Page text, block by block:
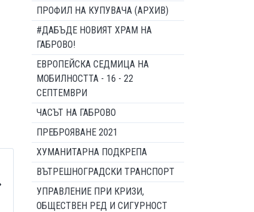
ПРОФИЛ НА КУПУВАЧА (АРХИВ)
#ДАБЪДЕ НОВИЯТ ХРАМ НА
ГАБРОВО!
ЕВРОПЕЙСКА СЕДМИЦА НА
МОБИЛНОСТТА - 16 - 22
СЕПТЕМВРИ
ЧАСЪТ НА ГАБРОВО
ПРЕБРОЯВАНЕ 2021
ХУМАНИТАРНА ПОДКРЕПА
ВЪТРЕШНОГРАДСКИ ТРАНСПОРТ
УПРАВЛЕНИЕ ПРИ КРИЗИ,
ОБЩЕСТВЕН РЕД И СИГУРНОСТ